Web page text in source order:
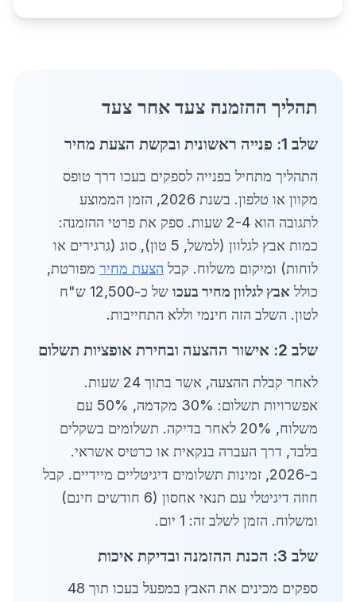
תהליך ההזמנה צעד אחר צעד
שלב 1: פנייה ראשונית ובקשת הצעת מחיר
התהליך מתחיל בפנייה לספקים בעכו דרך טופס
מקוון או טלפון. בשנת 2026, הזמן הממוצע
לתגובה הוא 2-4 שעות. ספק את פרטי ההזמנה:
כמות אבץ לגלוון (למשל, 5 טון), סוג (גרגירים או
לוחות) ומיקום משלוח. קבל הצעת מחיר מפורטת,
כולל אבץ לגלוון מחיר בעכו
של כ-12,500 ש"ח
לטון. השלב הזה חינמי וללא התחייבות.
שלב 2: אישור ההצעה ובחירת אופציות תשלום
לאחר קבלת ההצעה, אשר בתוך 24 שעות.
אפשרויות תשלום: 30% מקדמה, 50% עם
משלוח, 20% לאחר בדיקה. תשלומים בשקלים
בלבד, דרך העברה בנקאית או כרטיס אשראי.
ב-2026, זמינות תשלומים דיגיטליים מיידיים. קבל
חוזה דיגיטלי עם תנאי אחסון (6 חודשים חינם)
ומשלוח. הזמן לשלב זה: 1 יום.
שלב 3: הכנת ההזמנה ובדיקת איכות
ספקים מכינים את האבץ במפעל בעכו תוך 48